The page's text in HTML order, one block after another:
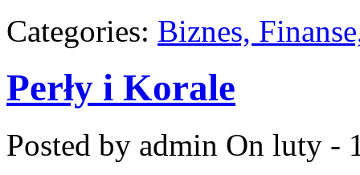
Categories: Biznes,
Perły i Korale
Posted by admin On luty -